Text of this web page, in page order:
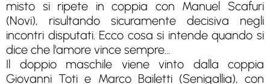
misto si ripete in coppia con Manuel Scafuri
(Novi), risultando sicuramente decisiva negli
incontri disputati. Ecco cosa si intende quando si
dice che l'amore vince sempre...
Il doppio maschile viene vinto dalla coppia
Giovanni Toti e Marco Bailetti (Senigallia), con